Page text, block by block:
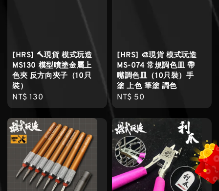
[HRS] 🔨現貨 模式玩造
MS130 模型噴塗金屬上
色夾 反方向夾子（10只
裝）
Regular
price
NT$ 130
[HRS] 🎨現貨 模式玩造
MS-074 常規調色皿 帶
嘴調色皿（10只裝）手
塗 上色 筆塗 調色
Regular
price
NT$ 50